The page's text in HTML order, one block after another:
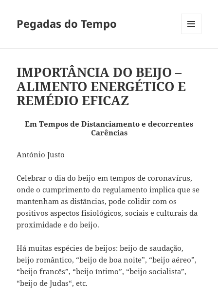
Pegadas do Tempo
IMPORTÂNCIA DO BEIJO –
ALIMENTO ENERGÉTICO E
REMÉDIO EFICAZ
Em Tempos de Distanciamento e decorrentes
Carências
António Justo
Celebrar o dia do beijo em tempos de coronavírus,
onde o cumprimento do regulamento implica que se
mantenham as distâncias, pode colidir com os
positivos aspectos fisiológicos, sociais e culturais da
proximidade e do beijo.
Há muitas espécies de beijos: beijo de saudação,
beijo romântico, “beijo de boa noite”, “beijo aéreo”,
“beijo francês”, “beijo íntimo”, “beijo socialista”,
“beijo de Judas“, etc.